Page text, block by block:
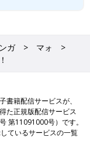
ガ
マォ
書籍配信サービスが、
た正規版配信サービス
第11091000号）です。
ているサービスの一覧